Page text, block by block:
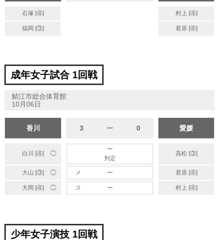
石塚 [④] 村上 [④]
福岡 [③] 君原 [④]
成年女子試合 1回戦
鯖江市総合体育館
10月06日
香川 3 ー 0 愛媛
白川 [④] ◯
ー
判定
高松 [③]
大山 [③] ◯ メ ー 君原 [④]
大岡 [④] ◯ ス ー 村上 [④]
少年女子演技 1回戦